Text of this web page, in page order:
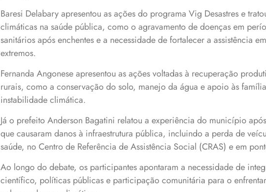
Baresi Delabary apresentou as ações do programa Vig Desastres e
climáticas na saúde pública, como o agravamento de doenças em
sanitários após enchentes e a necessidade de fortalecer a assistência
extremos.
Fernanda Angonese apresentou as ações voltadas à recuperação
rurais, como a conservação do solo, manejo da água e apoio às
instabilidade climática.
Já o prefeito Anderson Bagatini relatou a experiência do município
que causaram danos à infraestrutura pública, incluindo a perda de
saúde, no Centro de Referência de Assistência Social (CRAS) e em
Ao longo do debate, os participantes apontaram a necessidade de
científico, políticas públicas e participação comunitária para o